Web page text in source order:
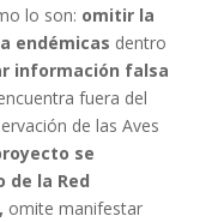
lo son: omitir la
endémicas dentro
información falsa
fuera del
de las Aves
se
la Red
omite manifestar